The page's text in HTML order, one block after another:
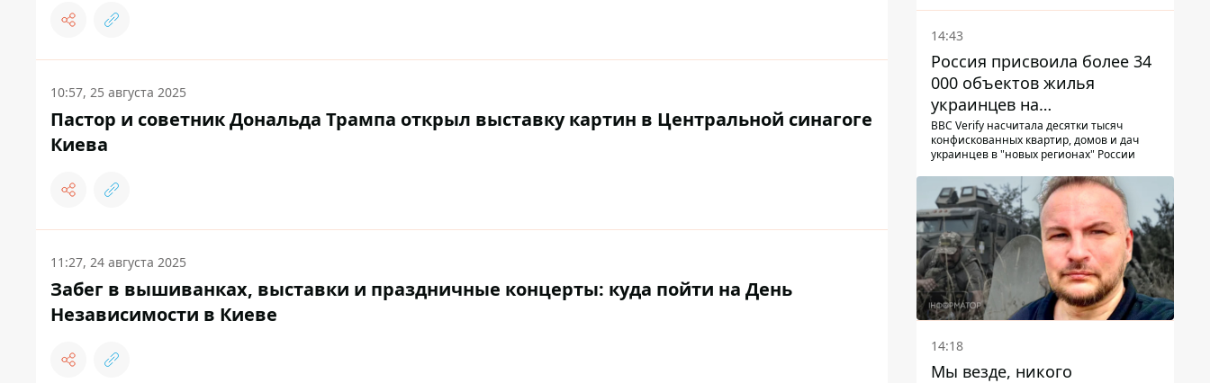
10:57, 25 августа 2025
Пастор и советник Дональда Трампа открыл выставку картин в Центральной синагоге
Киева
11:27, 24 августа 2025
Забег в вышиванках, выставки и праздничные концерты: куда пойти на День
Независимости в Киеве
14:43
Россия присвоила более 34
000 объектов жилья
украинцев на
оккупированных
территориях -
BBC Verify насчитала десятки тысяч
конфискованных квартир, домов и дач
украинцев в "новых регионах" России
14:18
Мы везде, никого